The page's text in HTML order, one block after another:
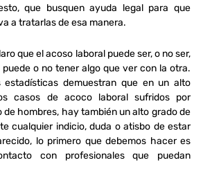
que busquen ayuda legal para que
a tratarlas de esa manera.
que el acoso laboral puede ser, o no ser,
o no tener algo que ver con la otra.
estadísticas demuestran que en un alto
casos de acoco laboral sufridos por
de hombres, hay también un alto grado de
cualquier indicio, duda o atisbo de estar
lo primero que debemos hacer es
con profesionales que puedan